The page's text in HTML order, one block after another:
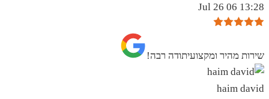
13:28 06 Jul 26
שירות מהיר ומקצועיתודה רבה!
haim david